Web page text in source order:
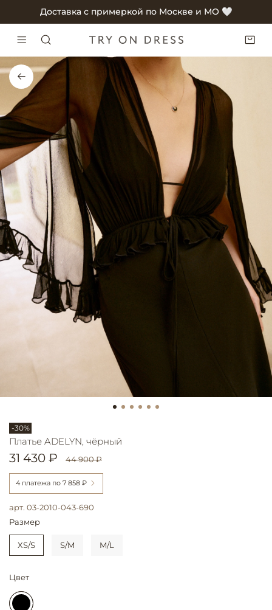
Доставка с примеркой по Москве и МО 🤍
-30%
арт. 03-2010-043-690
Платье ADELYN, чёрный
31 430 ₽ 44 900 ₽
4 платежа по 7 858 ₽
Размер
XS/S S/M M/L
Цвет